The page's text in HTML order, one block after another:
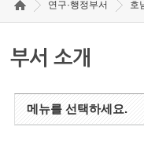
연구·행정부서 호
부서 소개
메뉴를 선택하세요.